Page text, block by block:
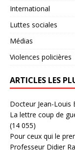
International
Luttes sociales
Médias
Violences policières
ARTICLES LES
Docteur Jean-Louis
La lettre coup de
(14 055)
Pour ceux qui le
Professeur Didier